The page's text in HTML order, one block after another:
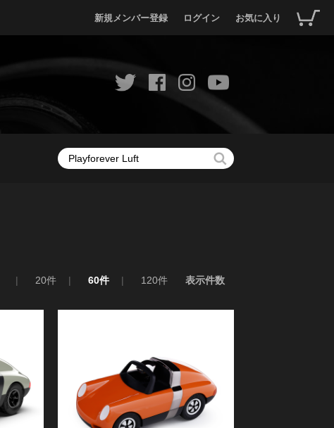
新規メンバー登録 ログイン お気に入り
20件 60件 120件 表示件数